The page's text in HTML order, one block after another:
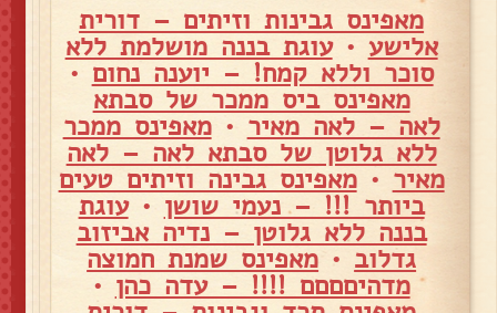
מאפינס גבינות וזיתים – דורית
אלישע •עוגת בננה מושלמת ללא
סוכר וללא קמח! – יוענה נחום •
מאפינס ביס ממכר של סבתא
לאה – לאה מאיר •מאפינס ממכר
ללא גלוטן של סבתא לאה – לאה
מאיר •מאפינס גבינה וזיתים טעים
ביותר !!! – נעמי שושן •עוגת
בננה ללא גלוטן – נדיה אביזוב
גדלוב • מאפינס שמנת חמוצה
מדהיםםםם !!!! – עדה כהן •